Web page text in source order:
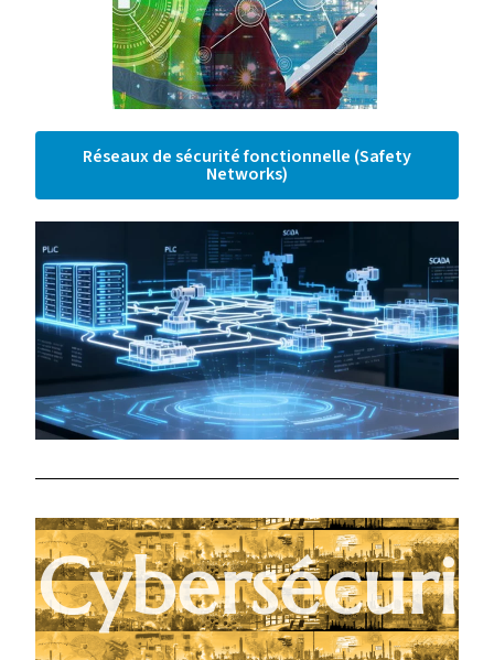
Réseaux de sécurité fonctionnelle (Safety
Networks)
Cybersécuri